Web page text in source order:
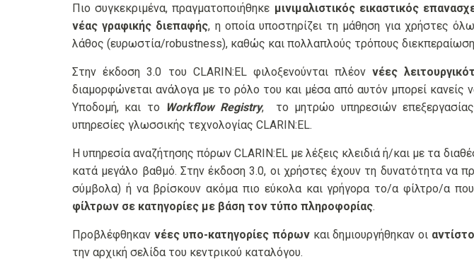
Πιο συγκεκριμένα, πραγματοποιήθηκε μινιμαλιστικός εικαστικός
νέας γραφικής διεπαφής, η οποία υποστηρίζει τη μάθηση για χρήστες
λάθος (ευρωστία/robustness), καθώς και πολλαπλούς τρόπους
Στην έκδοση 3.0 του CLARIN:EL φιλοξενούνται πλέοννέες
διαμορφώνεται ανάλογα με το ρόλο του και μέσα από αυτόν μπορεί
Υποδομή, και το Workflow Registry, το μητρώο υπηρεσιών
υπηρεσίες γλωσσικής τεχνολογίας CLARIN:EL.
Η υπηρεσία αναζήτησης πόρων CLARIN:EL με λέξεις κλειδιά ή/και με τα
κατά μεγάλο βαθμό. Στην έκδοση 3.0, οι χρήστες έχουν τη δυνατότητα να
σύμβολα) ή να βρίσκουν ακόμα πιο εύκολα και γρήγορα το/α φίλτρο/α
φίλτρων σε κατηγορίες με βάση τον τύπο πληροφορίας.
Προβλέφθηκαν νέες υπο-κατηγορίες πόρωνκαι δημιουργήθηκαν οι
την αρχική σελίδα του κεντρικού καταλόγου.